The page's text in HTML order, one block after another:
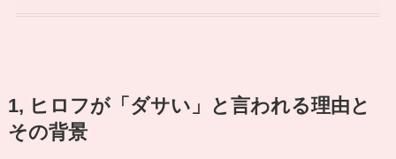
1, ヒロフが「ダサい」と言われる理由と
その背景